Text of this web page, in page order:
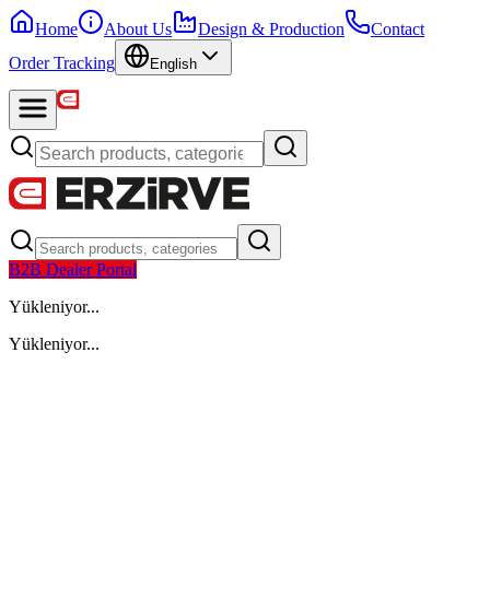
Home About Us Design & Production
Contact
Order Tracking
English
B2B Dealer Portal
Yükleniyor...
Yükleniyor...